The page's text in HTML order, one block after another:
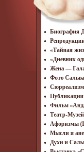
Биография
«Тайная
«Дневник
Жена —
Фото
Фильм
Театр-
Афоризмы
Мысли и
Духи и